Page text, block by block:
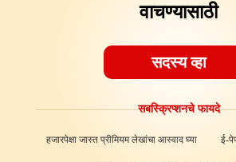
वाचण्यासाठी
सदस्य व्हा
सबस्क्रिप्शनचे फायदे
हजारपेक्षा जास्त प्रीमियम लेखांचा आस्वाद घ्या ई-